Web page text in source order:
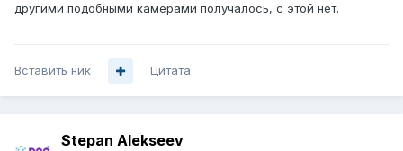
другими подобными камерами получалось, с этой нет.
Вставить ник Цитата
Stepan Alekseev